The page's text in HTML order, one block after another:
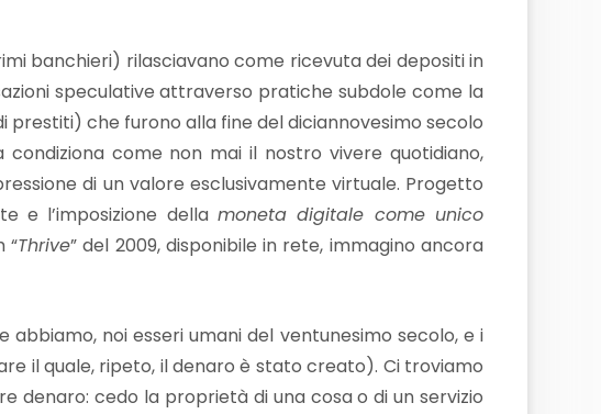
banchieri) rilasciavano come ricevuta dei depositi in
speculative attraverso pratiche subdole come la
che furono alla fine del diciannovesimo secolo
come non mai il nostro vivere quotidiano,
di un valore esclusivamente virtuale. Progetto
e l’imposizione dellamoneta digitale come unico
“Thrive” del 2009, disponibile in rete, immagino ancora
noi esseri umani del ventunesimo secolo, e i
il quale, ripeto, il denaro è stato creato). Ci troviamo
denaro: cedo la proprietà di una cosa o di un servizio